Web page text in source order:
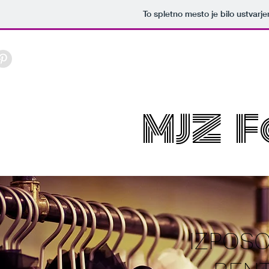
To spletno mesto je bilo
MJZ